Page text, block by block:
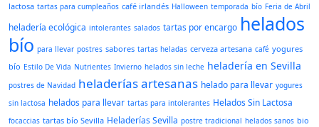
lactosa tartas para cumpleaños café irlandés Halloween temporada bío Feria de Abril
heladería ecológica intolerantes salados tartas por encargo helados
bío para llevar postres sabores tartas heladas cerveza artesana café yogures
bío Estilo De Vida Nutrientes Invierno helados sin leche heladería en Sevilla
postres de Navidad heladerías artesanas helado para llevar yogures
sin lactosa helados para llevar tartas para intolerantes Helados Sin Lactosa
focaccias tartas bío Sevilla Heladerías Sevilla postre tradicional helados sanos bio